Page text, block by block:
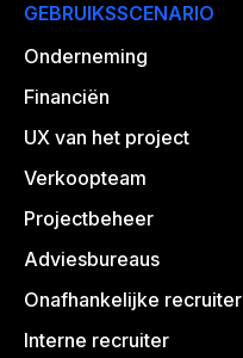
GEBRUIKSSCENARIO
Onderneming
Financiën
UX van het project
Verkoopteam
Projectbeheer
Adviesbureaus
Onafhankelijke recruiter
Interne recruiter